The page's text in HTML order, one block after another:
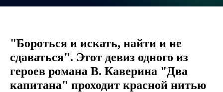
"Бороться и искать, найти и не
сдаваться". Этот девиз одного из
героев романа В. Каверина "Два
капитана" проходит красной нитью